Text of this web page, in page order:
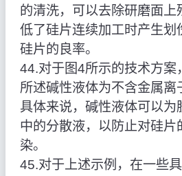
的清洗，可以去除研磨面上
低了硅片连续加工时产生划
硅片的良率。
44.对于图4所示的技术方案
所述碱性液体为不含金属离
具体来说，碱性液体可以为
中的分散液，以防止对硅片
染。
45.对于上述示例，在一些具